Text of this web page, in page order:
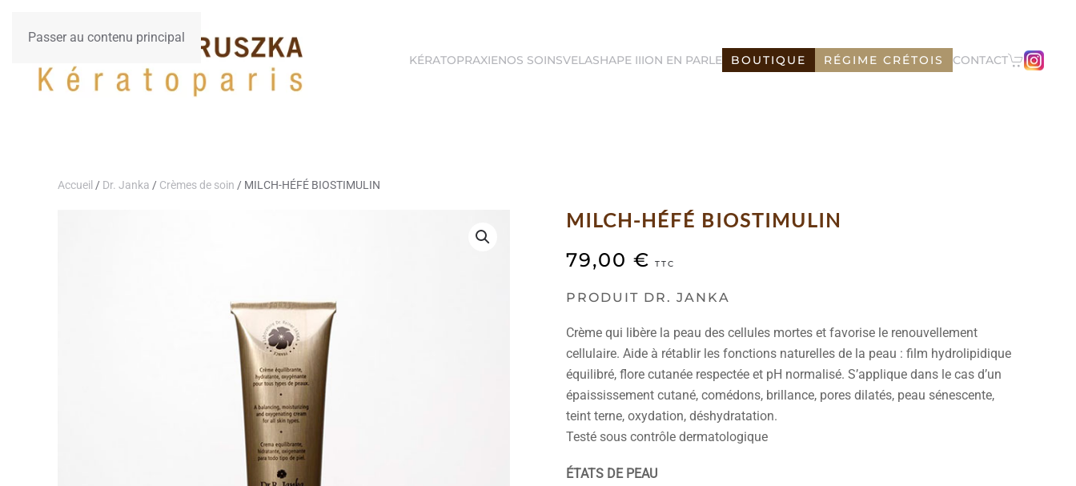
Passer au contenu principal
KÉRATOPRAXIENOS SOINSVELASHAPE IIION EN PARLE BOUTIQUE RÉGIME CRÉTOIS CONTACT
Accueil / Dr. Janka / Crèmes de soin / MILCH-HÉFÉ BIOSTIMULIN
MILCH-HÉFÉ BIOSTIMULIN
79,00 € TTC
PRODUIT DR. JANKA
Crème qui libère la peau des cellules mortes et favorise le renouvellement
cellulaire. Aide à rétablir les fonctions naturelles de la peau : film hydrolipidique
équilibré, flore cutanée respectée et pH normalisé. S’applique dans le cas d’un
épaississement cutané, comédons, brillance, pores dilatés, peau sénescente,
teint terne, oxydation, déshydratation.
Testé sous contrôle dermatologique
ÉTATS DE PEAU